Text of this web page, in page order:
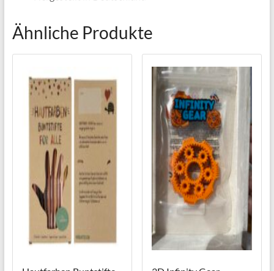
Ähnliche Produkte